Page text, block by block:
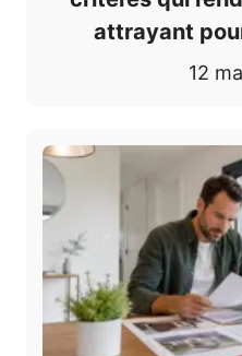
attrayant
12